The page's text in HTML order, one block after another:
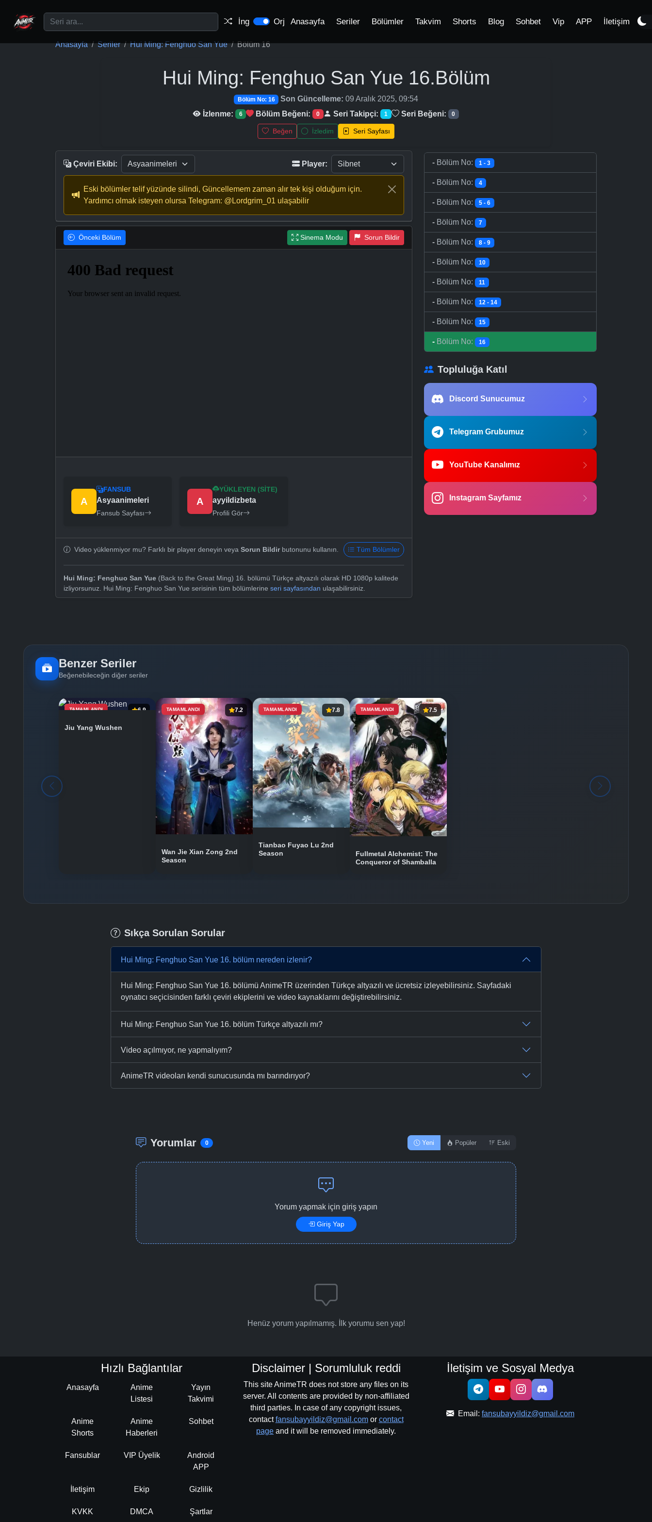
İng Orj Anasayfa Seriler Bölümler Takvim Shorts Blog Sohbet Vip APP İletişim
Anasayfa Seriler Hui Ming: Fenghuo San Yue Bölüm 16
Hui Ming: Fenghuo San Yue 16.Bölüm
Bölüm No: 16 Son Güncelleme: 09 Aralık 2025, 09:54
İzlenme:
6 Bölüm Beğeni: 0 Seri Takipçi: 1 Seri Beğeni: 0
Beğen İzledim Seri Sayfası
Çeviri Ekibi: Player:
Eski bölümler telif yüzünde silindi, Güncellemem zaman alır tek kişi olduğum için.
Yardımcı olmak isteyen olursa Telegram: @Lordgrim_01 ulaşabilir
Önceki Bölüm Sinema Modu Sorun Bildir
A
FANSUB
Asyaanimeleri
Fansub Sayfası
A
YÜKLEYEN (SITE)
ayyildizbeta
Profili Gör
Video yüklenmiyor mu? Farklı bir player deneyin veya Sorun Bildirbutonunu kullanın. Tüm Bölümler
Hui Ming: Fenghuo San Yue (Back to the Great Ming) 16. bölümü Türkçe altyazılı olarak HD 1080p kalitede
izliyorsunuz. Hui Ming: Fenghuo San Yue serisinin tüm bölümlerine seri sayfasından ulaşabilirsiniz.
- Bölüm No: 1 - 3
- Bölüm No: 4
- Bölüm No: 5 - 6
- Bölüm No: 7
- Bölüm No: 8 - 9
- Bölüm No: 10
- Bölüm No: 11
- Bölüm No: 12 - 14
- Bölüm No: 15
- Bölüm No: 16
Topluluğa Katıl
Discord Sunucumuz
Telegram Grubumuz
YouTube Kanalımız
Instagram Sayfamız
Benzer Seriler
Beğenebileceğin diğer seriler
TAMAMLANDI 6.9
Jiu Yang Wushen
TAMAMLANDI 7.2
Wan Jie Xian Zong 2nd
Season
TAMAMLANDI 7.8
Tianbao Fuyao Lu 2nd
Season
TAMAMLANDI 7.5
Fullmetal Alchemist: The
Conqueror of Shamballa
Sıkça Sorulan Sorular
Hui Ming: Fenghuo San Yue 16. bölüm nereden izlenir?
Hui Ming: Fenghuo San Yue 16. bölümü AnimeTR üzerinden Türkçe altyazılı ve ücretsiz izleyebilirsiniz. Sayfadaki
oynatıcı seçicisinden farklı çeviri ekiplerini ve video kaynaklarını değiştirebilirsiniz.
Hui Ming: Fenghuo San Yue 16. bölüm Türkçe altyazılı mı?
Video açılmıyor, ne yapmalıyım?
AnimeTR videoları kendi sunucusunda mı barındırıyor?
Yorumlar 0 Yeni Popüler Eski
Yorum yapmak için giriş yapın
Giriş Yap
Henüz yorum yapılmamış. İlk yorumu sen yap!
Hızlı Bağlantılar
Anasayfa
Anime
Listesi
Yayın
Takvimi
Anime
Shorts
Anime
Haberleri
Sohbet
Fansublar VIP Üyelik
Android
APP
İletişim Ekip Gizlilik
KVKK DMCA Şartlar
Disclaimer | Sorumluluk reddi
This site AnimeTR does not store any files on its
server. All contents are provided by non-affiliated
third parties. In case of any copyright issues,
contactfansubayyildiz@gmail.comor contact
page and it will be removed immediately.
İletişim ve Sosyal Medya
Email: fansubayyildiz@gmail.com